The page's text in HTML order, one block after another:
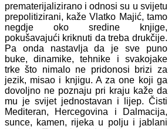
prematerijalizirano i odnosi su u svijetu
prepolitizirani, kaže Vlatko Majić, tamo
negdje oko sredine knjige,
pokušavajući kriknuti da treba drukčije.
Pa onda nastavlja da je sve puno
buke, dinamike, tehnike i svakojake
trke što nimalo ne pridonosi brizi za
jezik, misao i knjigu. A za one koji ga
dovoljno ne poznaju pri kraju kaže da
mu je svijet jednostavan i lijep. Čisti
Mediteran, Hercegovina i Dalmacija,
sunce, kamen, rijeka u polju i jablani